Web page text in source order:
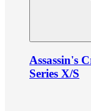
Assassin's
Series X/S